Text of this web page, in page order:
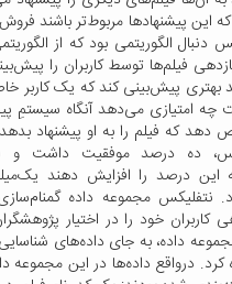
این پیشنهادها مربوط‌تر باشند
فیلم‌ها توسط کاربران را
بهتری پیش‌بینی کند که یک کاربر
چه امتیازی می‌دهد آنگاه سیستمِ
که فیلم را به او پیشنهاد بدهد
ده درصد موفقیت داشت و
این درصد را افزایش دهند
نتفلیکس مجموعه داده
کاربران خود را در اختیار
داده، به جای داده‌های
‌کرد. درواقع داده‌ها در این مجموعه